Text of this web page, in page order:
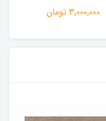
3,000,000 تومان